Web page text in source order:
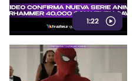
1:22